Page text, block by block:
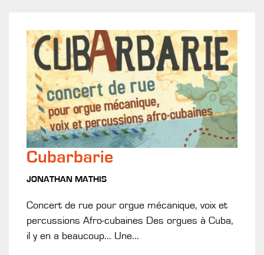
Cubarbarie
JONATHAN MATHIS
Concert de rue pour orgue mécanique, voix et
percussions Afro-cubaines ​Des orgues à Cuba,
il y en a beaucoup... Une...